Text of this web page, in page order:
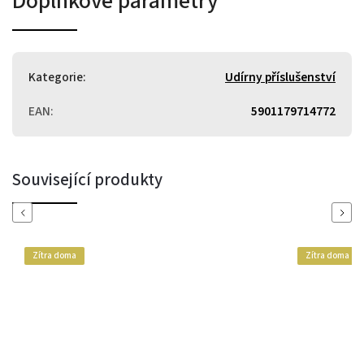
Kategorie:
Udírny příslušenství
EAN: 5901179714772
Související produkty
Previous
Zítra doma Zítra doma
Next